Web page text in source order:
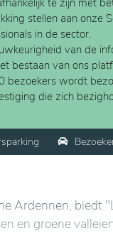
te zijn met
stellen aan onze
in de sector.
van de
bestaan van ons
bezoekers wordt
die zich
Ardennen, biedt
en groene